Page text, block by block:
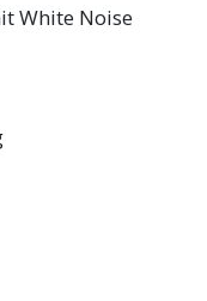
White Noise